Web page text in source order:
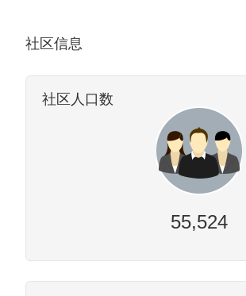
社区信息
社区人口数
55,524